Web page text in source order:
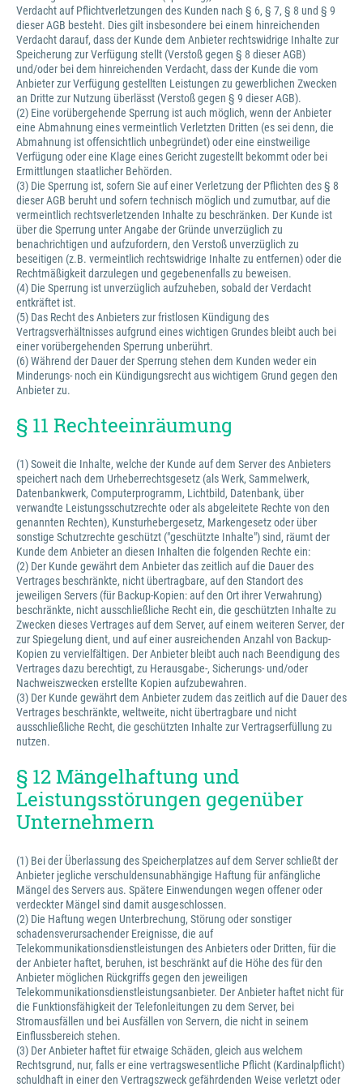
Verdacht auf Pflichtverletzungen des Kunden nach § 6, § 7, § 8 und § 9
dieser AGB besteht. Dies gilt insbesondere bei einem hinreichenden
Verdacht darauf, dass der Kunde dem Anbieter rechtswidrige Inhalte zur
Speicherung zur Verfügung stellt (Verstoß gegen § 8 dieser AGB)
und/oder bei dem hinreichenden Verdacht, dass der Kunde die vom
Anbieter zur Verfügung gestellten Leistungen zu gewerblichen Zwecken
an Dritte zur Nutzung überlässt (Verstoß gegen § 9 dieser AGB).
(2) Eine vorübergehende Sperrung ist auch möglich, wenn der Anbieter
eine Abmahnung eines vermeintlich Verletzten Dritten (es sei denn, die
Abmahnung ist offensichtlich unbegründet) oder eine einstweilige
Verfügung oder eine Klage eines Gericht zugestellt bekommt oder bei
Ermittlungen staatlicher Behörden.
(3) Die Sperrung ist, sofern Sie auf einer Verletzung der Pflichten des § 8
dieser AGB beruht und sofern technisch möglich und zumutbar, auf die
vermeintlich rechtsverletzenden Inhalte zu beschränken. Der Kunde ist
über die Sperrung unter Angabe der Gründe unverzüglich zu
benachrichtigen und aufzufordern, den Verstoß unverzüglich zu
beseitigen (z.B. vermeintlich rechtswidrige Inhalte zu entfernen) oder die
Rechtmäßigkeit darzulegen und gegebenenfalls zu beweisen.
(4) Die Sperrung ist unverzüglich aufzuheben, sobald der Verdacht
entkräftet ist.
(5) Das Recht des Anbieters zur fristlosen Kündigung des
Vertragsverhältnisses aufgrund eines wichtigen Grundes bleibt auch bei
einer vorübergehenden Sperrung unberührt.
(6) Während der Dauer der Sperrung stehen dem Kunden weder ein
Minderungs- noch ein Kündigungsrecht aus wichtigem Grund gegen den
Anbieter zu.
§ 11 Rechteeinräumung
(1) Soweit die Inhalte, welche der Kunde auf dem Server des Anbieters
speichert nach dem Urheberrechtsgesetz (als Werk, Sammelwerk,
Datenbankwerk, Computerprogramm, Lichtbild, Datenbank, über
verwandte Leistungsschutzrechte oder als abgeleitete Rechte von den
genannten Rechten), Kunsturhebergesetz, Markengesetz oder über
sonstige Schutzrechte geschützt ("geschützte Inhalte") sind, räumt der
Kunde dem Anbieter an diesen Inhalten die folgenden Rechte ein:
(2) Der Kunde gewährt dem Anbieter das zeitlich auf die Dauer des
Vertrages beschränkte, nicht übertragbare, auf den Standort des
jeweiligen Servers (für Backup-Kopien: auf den Ort ihrer Verwahrung)
beschränkte, nicht ausschließliche Recht ein, die geschützten Inhalte zu
Zwecken dieses Vertrages auf dem Server, auf einem weiteren Server, der
zur Spiegelung dient, und auf einer ausreichenden Anzahl von Backup-
Kopien zu vervielfältigen. Der Anbieter bleibt auch nach Beendigung des
Vertrages dazu berechtigt, zu Herausgabe-, Sicherungs- und/oder
Nachweiszwecken erstellte Kopien aufzubewahren.
(3) Der Kunde gewährt dem Anbieter zudem das zeitlich auf die Dauer des
Vertrages beschränkte, weltweite, nicht übertragbare und nicht
ausschließliche Recht, die geschützten Inhalte zur Vertragserfüllung zu
nutzen.
§ 12 Mängelhaftung und
Leistungsstörungen gegenüber
Unternehmern
(1) Bei der Überlassung des Speicherplatzes auf dem Server schließt der
Anbieter jegliche verschuldensunabhängige Haftung für anfängliche
Mängel des Servers aus. Spätere Einwendungen wegen offener oder
verdeckter Mängel sind damit ausgeschlossen.
(2) Die Haftung wegen Unterbrechung, Störung oder sonstiger
schadensverursachender Ereignisse, die auf
Telekommunikationsdienstleistungen des Anbieters oder Dritten, für die
der Anbieter haftet, beruhen, ist beschränkt auf die Höhe des für den
Anbieter möglichen Rückgriffs gegen den jeweiligen
Telekommunikationsdienstleistungsanbieter. Der Anbieter haftet nicht für
die Funktionsfähigkeit der Telefonleitungen zu dem Server, bei
Stromausfällen und bei Ausfällen von Servern, die nicht in seinem
Einflussbereich stehen.
(3) Der Anbieter haftet für etwaige Schäden, gleich aus welchem
Rechtsgrund, nur, falls er eine vertragswesentliche Pflicht (Kardinalpflicht)
schuldhaft in einer den Vertragszweck gefährdenden Weise verletzt oder